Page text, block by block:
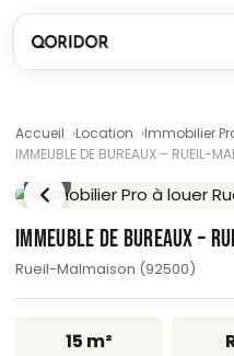
Accueil Location Immobilier
IMMEUBLE DE BUREAUX – RUEIL-
/ 12
IMMEUBLE DE BUREAUX –
Rueil-Malmaison (92500)
15 m²